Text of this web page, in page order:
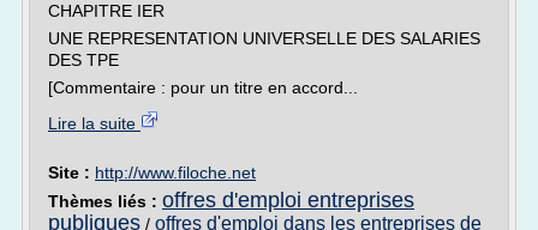
CHAPITRE IER
UNE REPRESENTATION UNIVERSELLE DES SALARIES
DES TPE
[Commentaire : pour un titre en accord...
Lire la suite
Site : http://www.filoche.net
Thèmes liés : offres d'emploi entreprises
publiques / offres d'emploi dans les entreprises de